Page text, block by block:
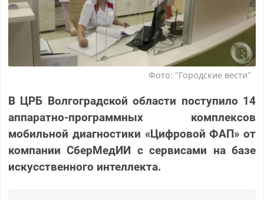
Фото: "Городские вести"
В ЦРБ Волгоградской области поступило 14
аппаратно-программных комплексов
мобильной диагностики «Цифровой ФАП» от
компании СберМедИИ с сервисами на базе
искусственного интеллекта.